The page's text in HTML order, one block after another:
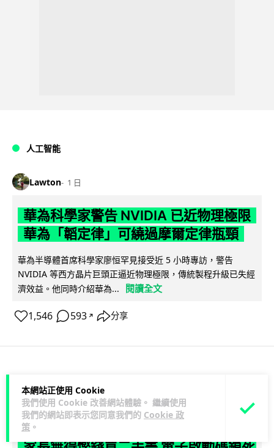
本網站正使用 Cookie
我們使用 Cookie 改善網站體驗。 繼續使用
我們的網站即表示您同意我們的 Cookie 政
策 。
人工智能
Lawton 1 日
華為科學家警告 NVIDIA 已近物理極限
華為「韜定律」可繞過摩爾定律瓶頸
華為半導體首席科學家廖恒罕見接受近 5 小時專訪，警告
NVIDIA 等西方晶片巨頭正逼近物理極限，傳統製程升級已失經
濟效益。他同時介紹華為...
閱讀全文
1,546 593 ↗ 分享
Lawton 1 日